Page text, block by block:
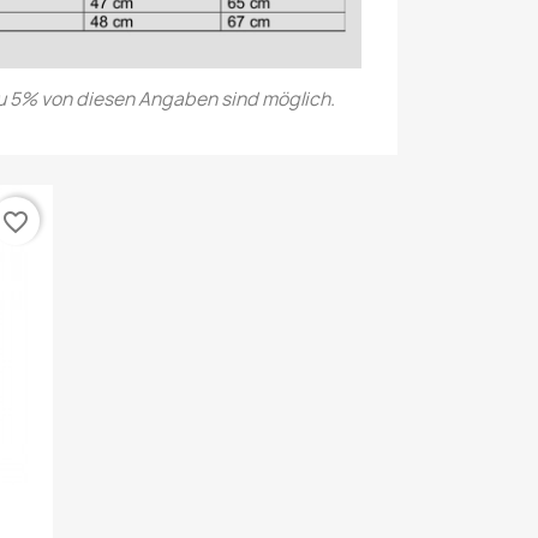
von diesen Angaben sind möglich.
favorite_border